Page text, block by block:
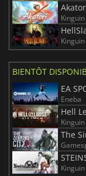
Kinguin
Kinguin
BIENTÔT
EA
Eneba
Hell
Kinguin
The
Kinguin